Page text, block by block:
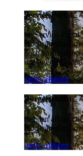
Service-Portal
Im Service-Portal
noch
intelligente
mehr erfahren
Bürgertelefon
Bei den
mehr erfahren